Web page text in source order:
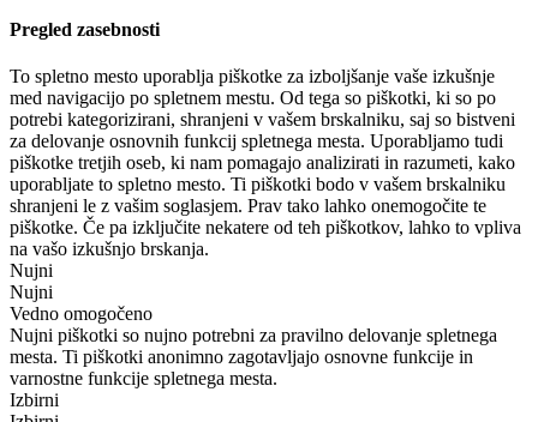
Pregled zasebnosti
To spletno mesto uporablja piškotke za izboljšanje vaše izkušnje
med navigacijo po spletnem mestu. Od tega so piškotki, ki so po
potrebi kategorizirani, shranjeni v vašem brskalniku, saj so bistveni
za delovanje osnovnih funkcij spletnega mesta. Uporabljamo tudi
piškotke tretjih oseb, ki nam pomagajo analizirati in razumeti, kako
uporabljate to spletno mesto. Ti piškotki bodo v vašem brskalniku
shranjeni le z vašim soglasjem. Prav tako lahko onemogočite te
piškotke. Če pa izključite nekatere od teh piškotkov, lahko to vpliva
na vašo izkušnjo brskanja.
Nujni
Nujni
Vedno omogočeno
Nujni piškotki so nujno potrebni za pravilno delovanje spletnega
mesta. Ti piškotki anonimno zagotavljajo osnovne funkcije in
varnostne funkcije spletnega mesta.
Izbirni